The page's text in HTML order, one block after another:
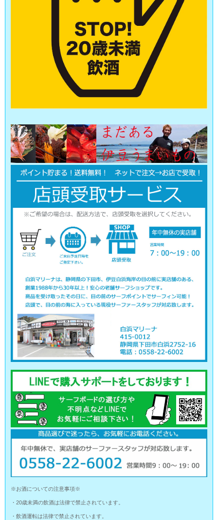
※お酒についての注意事項※
・20歳未満の飲酒は法律で禁止されています。
・飲酒運転は法律で禁止されています。